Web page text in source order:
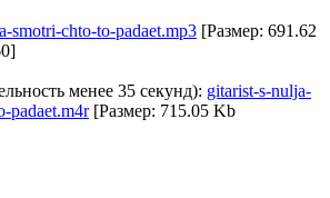
smotri-chto-to-padaet.mp3 [Размер: 691.62
менее 35 секунд): gitarist-s-nulja-
padaet.m4r[Размер: 715.05 Kb